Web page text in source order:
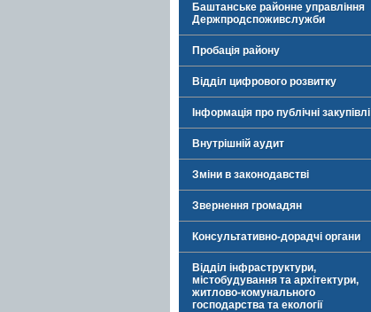
Баштанське районне управління
Держпродспоживслужби
Пробація району
Відділ цифрового розвитку
Інформація про публічні закупівлі
Внутрішній аудит
Зміни в законодавстві
Звернення громадян
Консультативно-дорадчі органи
Відділ інфраструктури,
містобудування та архітектури,
житлово-комунального
господарства та екології